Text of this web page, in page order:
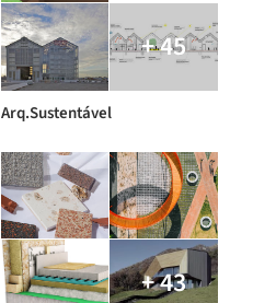
+ 45
Arq.Sustentável
+ 43